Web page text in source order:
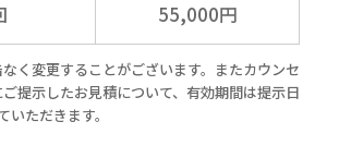
55,000円
く変更することがございます。またカウンセ
提示したお見積について、有効期間は提示日
いただきます。